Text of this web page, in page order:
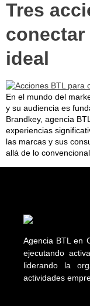
Tres
ideal
En el mundo del
y su audiencia es
Brandkey, agencia
experiencias
las marcas y sus
allá de lo
Agencia BTL en
ejecutando
liderando la
actividades